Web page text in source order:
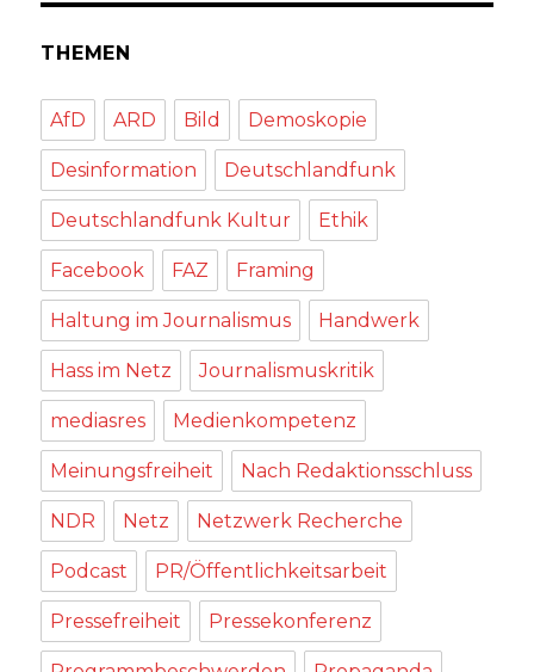
THEMEN
AfD ARD Bild Demoskopie
Desinformation Deutschlandfunk
Deutschlandfunk Kultur Ethik
Facebook FAZ Framing
Haltung im Journalismus Handwerk
Hass im Netz Journalismuskritik
mediasres Medienkompetenz
Meinungsfreiheit Nach Redaktionsschluss
NDR Netz Netzwerk Recherche
Podcast PR/Öffentlichkeitsarbeit
Pressefreiheit Pressekonferenz